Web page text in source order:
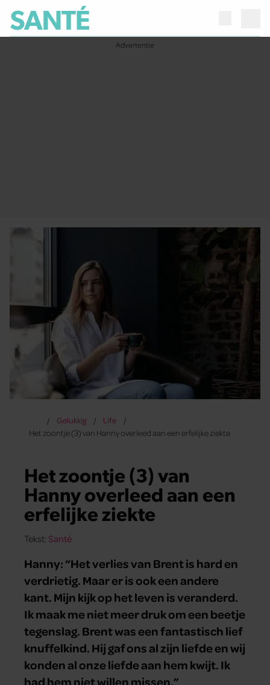
Gelukkig
Life
Het zoontje (3) van Hanny overleed aan een erfelijke ziekte
Het zoontje (3) van
Hanny overleed aan een
erfelijke ziekte
Tekst: Santé
Hanny: “Het verlies van Brent is hard en
verdrietig. Maar er is ook een andere
kant. Mijn kijk op het leven is veranderd.
Ik maak me niet meer druk om een beetje
tegenslag. Brent was een fantastisch lief
knuffelkind. Hij gaf ons al zijn liefde en wij
konden al onze liefde aan hem kwijt. Ik
had hem niet willen missen.”